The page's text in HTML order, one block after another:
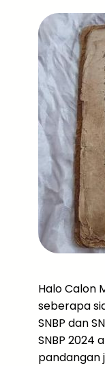
Halo Calon
seberapa
SNBP dan
SNBP 2024
pandangan